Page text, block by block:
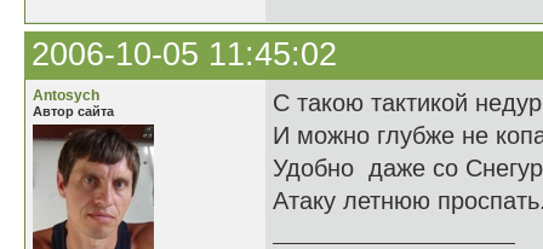
2006-10-05 11:45:02
Antosych
Автор сайта
С такою тактикой
И можно глубже не
Удобно даже со
Атаку летнюю